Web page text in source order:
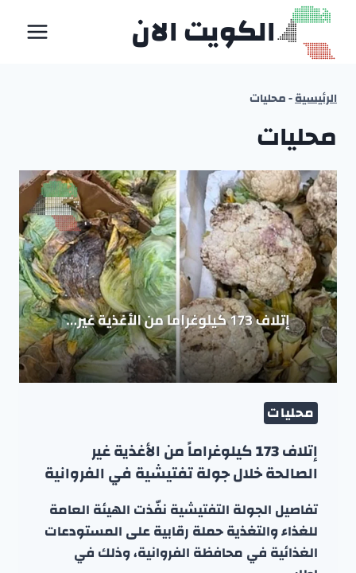
التجاوز
المحتوى
الكويت الان
الرئيسية-محليات
محليات
محليات
إتلاف 173 كيلوغراماً من الأغذية غير
الصالحة خلال جولة تفتيشية في الفروانية
تفاصيل الجولة التفتيشية نفّذت الهيئة العامة
للغذاء والتغذية حملة رقابية على المستودعات
الغذائية في محافظة الفروانية، وذلك في